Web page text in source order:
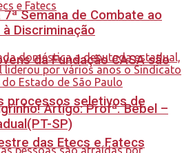
da Fundação CASA são
processos seletivos de
das Etecs e Fatecs
Semana de Combate ao
Discriminação
Artigo: Profª. Bebel –
SP)